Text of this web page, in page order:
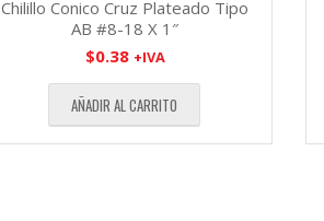
Chilillo Conico Cruz Plateado Tipo
AB #8-18 X 1″
$0.38 +IVA
AÑADIR AL CARRITO